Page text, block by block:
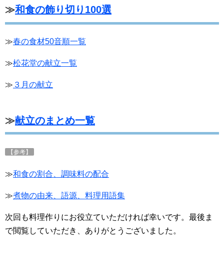
≫和食の飾り切り100選
≫春の食材50音順一覧
≫松花堂の献立一覧
≫ ３月の献立
≫献立のまとめ一覧
【参考】
≫和食の割合、調味料の配合
≫煮物の由来、語源、料理用語集
次回も料理作りにお役立ていただければ幸いです。最後ま
で閲覧していただき、ありがとうございました。